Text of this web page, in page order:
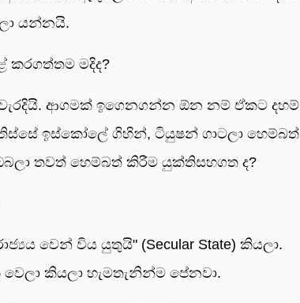
යන්නයි.
මදිද?
ආගමක් ඉගෙනගන්න ඕන නම් ඒකට දහම්
ඉස්කෝලේ ගිහින්, ටියුෂන් ගාටලා හෙම්බත්
තවත් හෙම්බත් කිරීම යුක්තිසහගත ද?
වෙන් විය යුතුයි" (Secular State) කියලා.
කියලා හැමතැනින්ම පේනවා.